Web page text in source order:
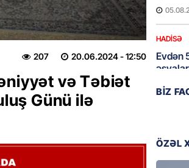
20.06.2024- 12:50
207
və Təbiət
Günü ilə
HADISƏ
Evdən
BIZ
ÖZƏL